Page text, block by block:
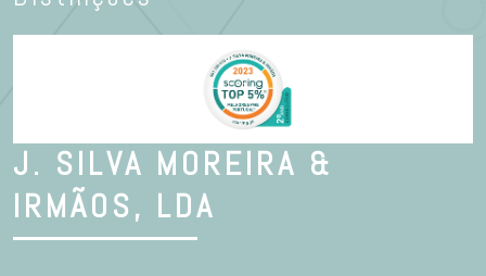
J. SILVA MOREIRA &
IRMÃOS, LDA